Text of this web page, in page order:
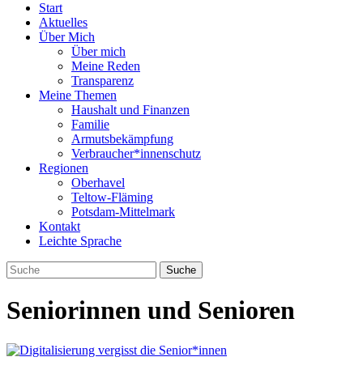
Start
Aktuelles
Über Mich
Über mich
Meine Reden
Transparenz
Meine Themen
Haushalt und Finanzen
Familie
Armutsbekämpfung
Verbraucher*innenschutz
Regionen
Oberhavel
Teltow-Fläming
Potsdam-Mittelmark
Kontakt
Leichte Sprache
Seniorinnen und Senioren